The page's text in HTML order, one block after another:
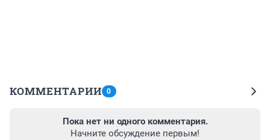
КОММЕНТАРИИ 0
Пока нет ни одного комментария.
Начните обсуждение первым!